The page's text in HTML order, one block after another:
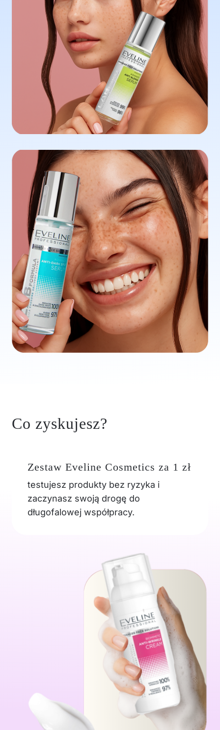
Co zyskujesz?
Zestaw Eveline Cosmetics za 1 zł
testujesz produkty bez ryzyka i
zaczynasz swoją drogę do
długofalowej współpracy.